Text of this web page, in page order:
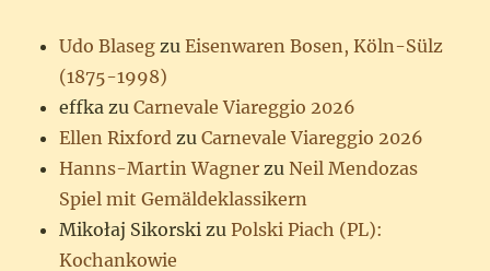
Udo Blaseg zuEisenwaren Bosen, Köln-Sülz
(1875-1998)
effka zuCarnevale Viareggio 2026
Ellen Rixford zuCarnevale Viareggio 2026
Hanns-Martin Wagner zuNeil Mendozas
Spiel mit Gemäldeklassikern
Mikołaj Sikorski zuPolski Piach (PL):
Kochankowie